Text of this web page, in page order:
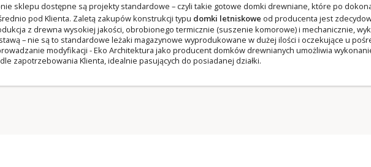
sklepu dostępne są projekty standardowe – czyli takie gotowe domki drewniane, które po
pod Klienta. Zaletą zakupów konstrukcji typu domki letniskowe od producenta jest
z drewna wysokiej jakości, obrobionego termicznie (suszenie komorowe) i mechanicznie,
– nie są to standardowe leżaki magazynowe wyprodukowane w dużej ilości i oczekujące u
modyfikacji - Eko Architektura jako producent domków drewnianych umożliwia
zapotrzebowania Klienta, idealnie pasujących do posiadanej działki.